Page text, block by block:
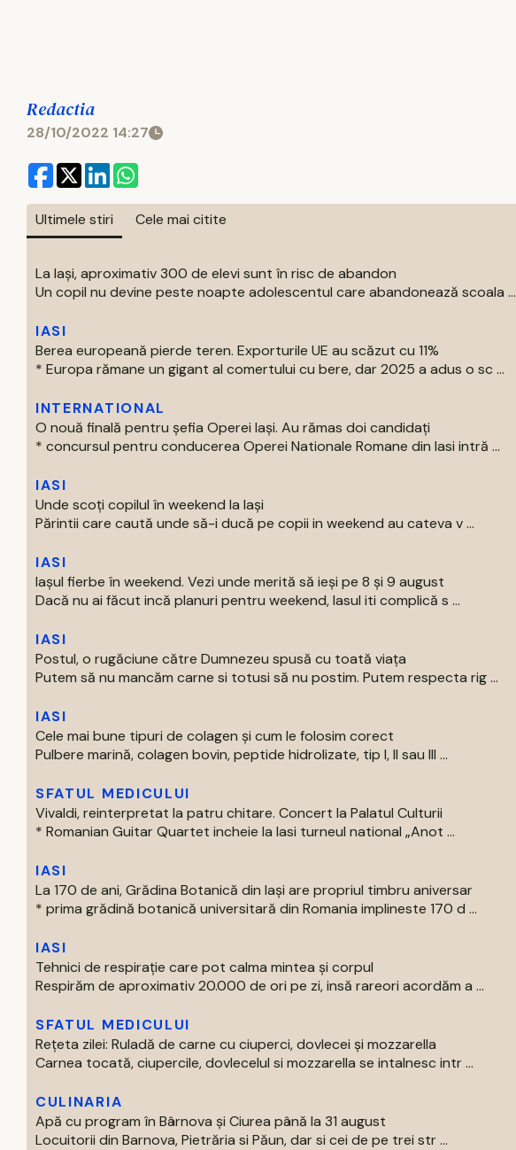
Redactia
28/10/2022 14:27
Ultimele stiri Cele mai citite
La Iași, aproximativ 300 de elevi sunt în risc de abandon
Un copil nu devine peste noapte adolescentul care abandonează scoala ...
IASI
Berea europeană pierde teren. Exporturile UE au scăzut cu 11%
* Europa rămane un gigant al comertului cu bere, dar 2025 a adus o sc ...
INTERNATIONAL
O nouă finală pentru șefia Operei Iași. Au rămas doi candidați
* concursul pentru conducerea Operei Nationale Romane din Iasi intră ...
IASI
Unde scoți copilul în weekend la Iași
Părintii care caută unde să-i ducă pe copii in weekend au cateva v ...
IASI
Iașul fierbe în weekend. Vezi unde merită să ieși pe 8 și 9 august
Dacă nu ai făcut incă planuri pentru weekend, Iasul iti complică s ...
IASI
Postul, o rugăciune către Dumnezeu spusă cu toată viața
Putem să nu mancăm carne si totusi să nu postim. Putem respecta rig ...
IASI
Cele mai bune tipuri de colagen și cum le folosim corect
Pulbere marină, colagen bovin, peptide hidrolizate, tip I, II sau III ...
SFATUL MEDICULUI
Vivaldi, reinterpretat la patru chitare. Concert la Palatul Culturii
* Romanian Guitar Quartet incheie la Iasi turneul national „Anot ...
IASI
La 170 de ani, Grădina Botanică din Iași are propriul timbru aniversar
* prima grădină botanică universitară din Romania implineste 170 d ...
IASI
Tehnici de respirație care pot calma mintea și corpul
Respirăm de aproximativ 20.000 de ori pe zi, insă rareori acordăm a ...
SFATUL MEDICULUI
Rețeta zilei: Ruladă de carne cu ciuperci, dovlecei și mozzarella
Carnea tocată, ciupercile, dovlecelul si mozzarella se intalnesc intr ...
CULINARIA
Apă cu program în Bârnova și Ciurea până la 31 august
Locuitorii din Barnova, Pietrăria si Păun, dar si cei de pe trei str ...